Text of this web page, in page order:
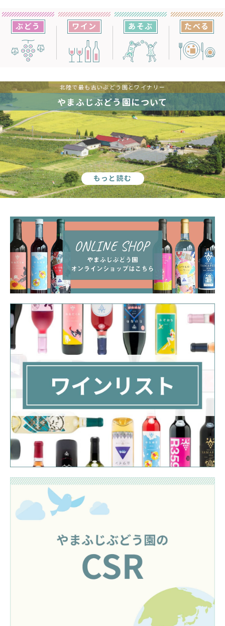
ぶどう ワイン あそぶ たべる
北陸で最も古いぶどう園とワイナリー
やまふじぶどう園について
もっと読む